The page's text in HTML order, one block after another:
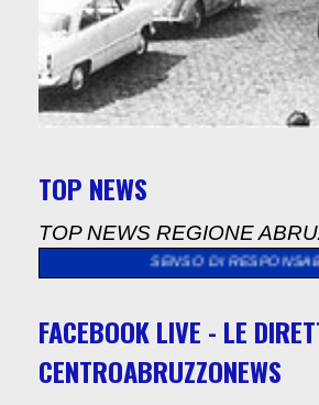
TOP NEWS
TOP NEWS REGIONE
SENSO DI RESPONSABILITÀ E
FACEBOOK LIVE - LE
CENTROABRUZZONEWS